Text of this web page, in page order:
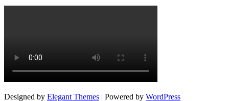
Designed by Elegant Themes | Powered by WordPress